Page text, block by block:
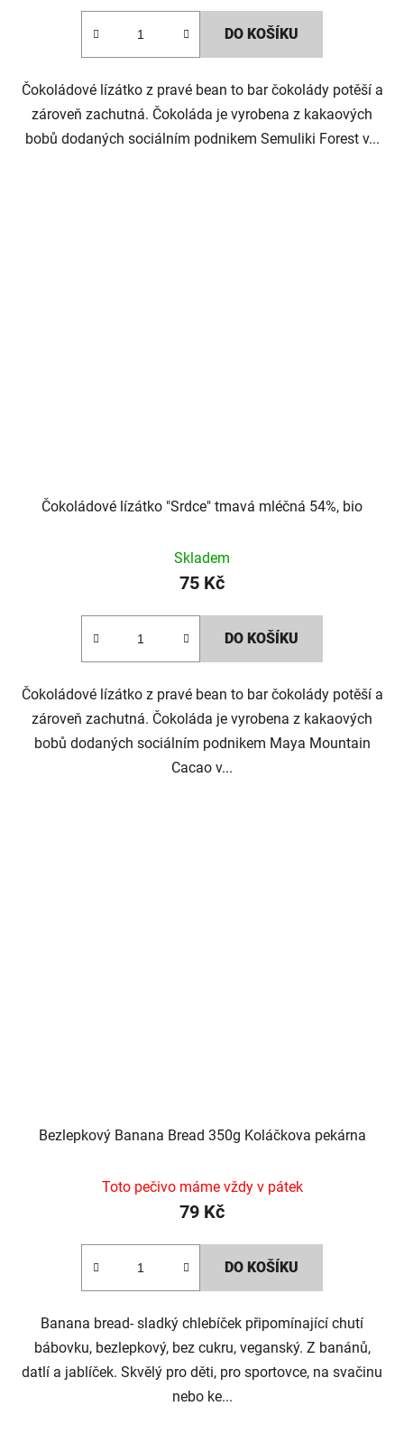
DO KOŠÍKU
Čokoládové lízátko z pravé bean to bar čokolády potěší a
zároveň zachutná. Čokoláda je vyrobena z kakaových
bobů dodaných sociálním podnikem Semuliki Forest v...
Čokoládové lízátko "Srdce" tmavá mléčná 54%, bio
Skladem
75 Kč
DO KOŠÍKU
Čokoládové lízátko z pravé bean to bar čokolády potěší a
zároveň zachutná. Čokoláda je vyrobena z kakaových
bobů dodaných sociálním podnikem Maya Mountain
Cacao v...
Bezlepkový Banana Bread 350g Koláčkova pekárna
Toto pečivo máme vždy v pátek
79 Kč
DO KOŠÍKU
Banana bread- sladký chlebíček připomínající chutí
bábovku, bezlepkový, bez cukru, veganský. Z banánů,
datlí a jablíček. Skvělý pro děti, pro sportovce, na svačinu
nebo ke...